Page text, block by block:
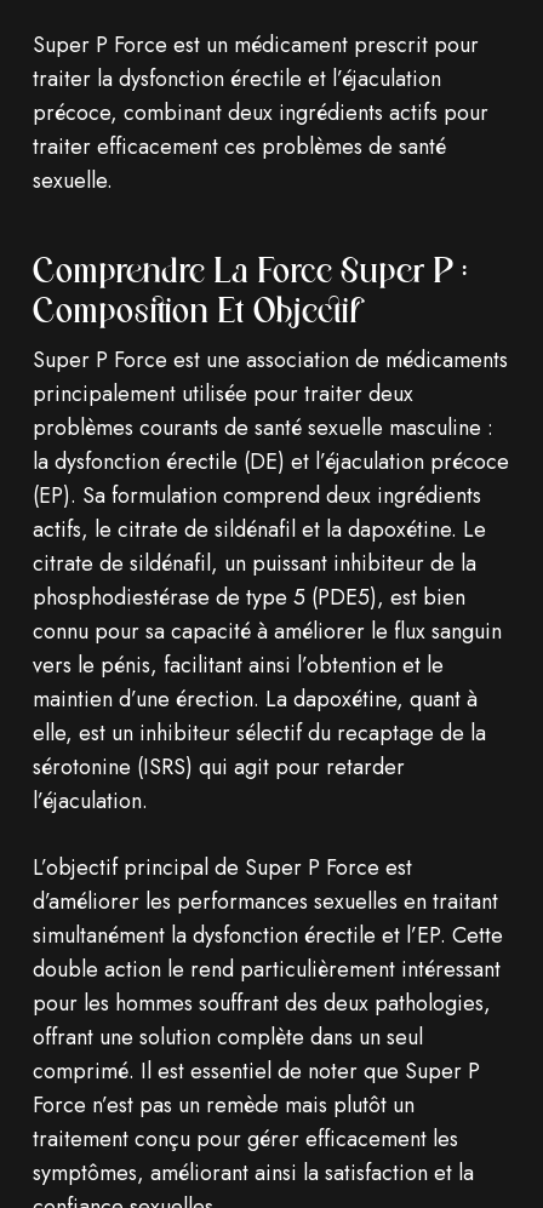
Super P Force est un médicament prescrit pour
traiter la dysfonction érectile et l’éjaculation
précoce, combinant deux ingrédients actifs pour
traiter efficacement ces problèmes de santé
sexuelle.
Comprendre La Force Super P :
Composition Et Objectif
Super P Force est une association de médicaments
principalement utilisée pour traiter deux
problèmes courants de santé sexuelle masculine :
la dysfonction érectile (DE) et l’éjaculation précoce
(EP). Sa formulation comprend deux ingrédients
actifs, le citrate de sildénafil et la dapoxétine. Le
citrate de sildénafil, un puissant inhibiteur de la
phosphodiestérase de type 5 (PDE5), est bien
connu pour sa capacité à améliorer le flux sanguin
vers le pénis, facilitant ainsi l’obtention et le
maintien d’une érection. La dapoxétine, quant à
elle, est un inhibiteur sélectif du recaptage de la
sérotonine (ISRS) qui agit pour retarder
l’éjaculation.
L’objectif principal de Super P Force est
d’améliorer les performances sexuelles en traitant
simultanément la dysfonction érectile et l’EP. Cette
double action le rend particulièrement intéressant
pour les hommes souffrant des deux pathologies,
offrant une solution complète dans un seul
comprimé. Il est essentiel de noter que Super P
Force n’est pas un remède mais plutôt un
traitement conçu pour gérer efficacement les
symptômes, améliorant ainsi la satisfaction et la